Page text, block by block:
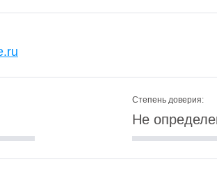
Степень доверия:
Не